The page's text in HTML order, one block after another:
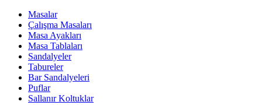
Masalar
Çalışma Masaları
Masa Ayakları
Masa Tablaları
Sandalyeler
Tabureler
Bar Sandalyeleri
Puflar
Sallanır Koltuklar